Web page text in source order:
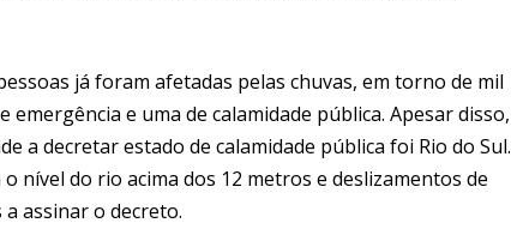
já foram afetadas pelas chuvas, em torno de mil
e uma de calamidade pública. Apesar disso,
a decretar estado de calamidade pública foi Rio do Sul.
nível do rio acima dos 12 metros e deslizamentos de
assinar o decreto.